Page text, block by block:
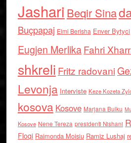
Jashari Beqir Sina
Buçpapaj Elmi Berisha Enver Bytyci
Eugjen MerlikaFahri
shkreli Fritz radovani
Levonja Interviste Keze Kozeta
kosova Kosove Marjana Bulku
Kosove Nene Tereza presidenti Nishani
Floqi Raimonda Moisiu Ramiz Lushaj